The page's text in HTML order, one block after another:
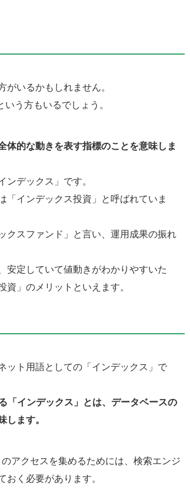
がいるかもしれません。
う方もいるでしょう。
体的な動きを表す指標のことを意味しま
デックス」です。
「インデックス投資」と呼ばれていま
クスファンド」と言い、運用成果の振れ
安定していて値動きがわかりやすいた
」のメリットといえます。
ット用語としての「インデックス」で
「インデックス」とは、データベースの
ます。
アクセスを集めるためには、検索エンジ
く必要があります。